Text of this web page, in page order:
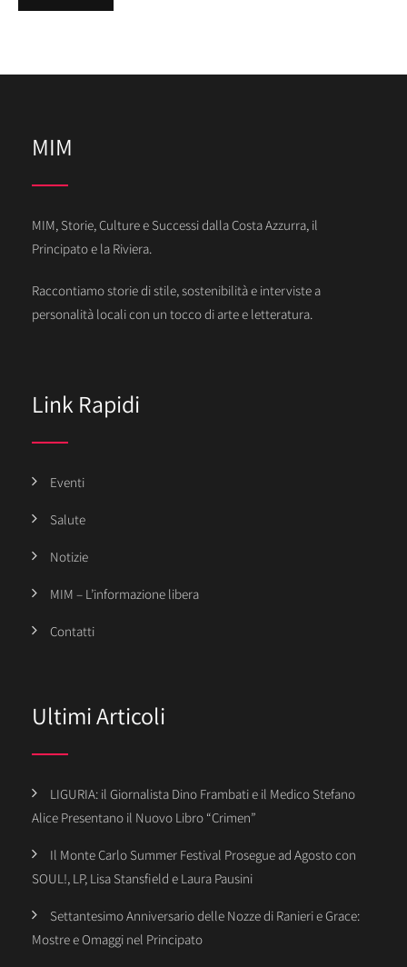
MIM
MIM, Storie, Culture e Successi dalla Costa Azzurra, il
Principato e la Riviera.
Raccontiamo storie di stile, sostenibilità e interviste a
personalità locali con un tocco di arte e letteratura.
Link Rapidi
Eventi
Salute
Notizie
MIM – L’informazione libera
Contatti
Ultimi Articoli
LIGURIA: il Giornalista Dino Frambati e il Medico Stefano
Alice Presentano il Nuovo Libro “Crimen”
Il Monte Carlo Summer Festival Prosegue ad Agosto con
SOUL!, LP, Lisa Stansfield e Laura Pausini
Settantesimo Anniversario delle Nozze di Ranieri e Grace:
Mostre e Omaggi nel Principato